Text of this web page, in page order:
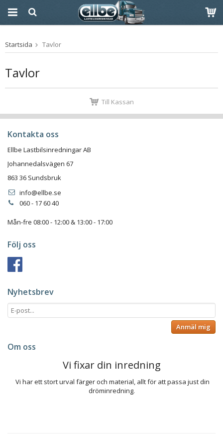
Startsida Tavlor
Tavlor
Till Kassan
Kontakta oss
Ellbe Lastbilsinredningar AB
Johannedalsvägen 67
863 36 Sundsbruk
info@ellbe.se
060 - 17 60 40
Mån-fre 08:00 - 12:00 & 13:00 - 17:00
Följ oss
Nyhetsbrev
Anmäl mig
Om oss
Vi fixar din inredning
Vi har ett stort urval färger och material, allt för att passa just din
dröminredning.